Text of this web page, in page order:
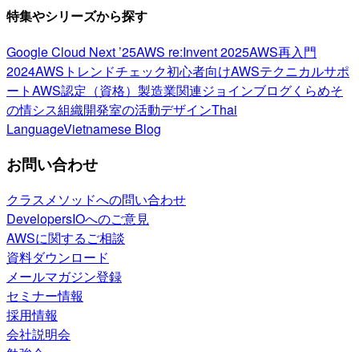
特集やシリーズから探す
Google Cloud Next ’25AWS re:Invent 2025AWS再入門
2024AWSトレンドチェック初心者向けAWSテクニカルサポ
ートAWS認定（資格） 製造業関連ジョインブログくらめそ
の情シス組織開発室の活動デザインThai
LanguageVietnamese Blog
お問い合わせ
クラスメソッドへの問い合わせ
DevelopersIOへのご意見
AWSに関するご相談
資料ダウンロード
メールマガジン登録
セミナー情報
採用情報
会社説明会